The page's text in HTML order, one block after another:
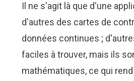
Il ne s'agit là que d'une
d'autres des cartes de
données continues ;
faciles à trouver, mais ils
mathématiques, ce qui